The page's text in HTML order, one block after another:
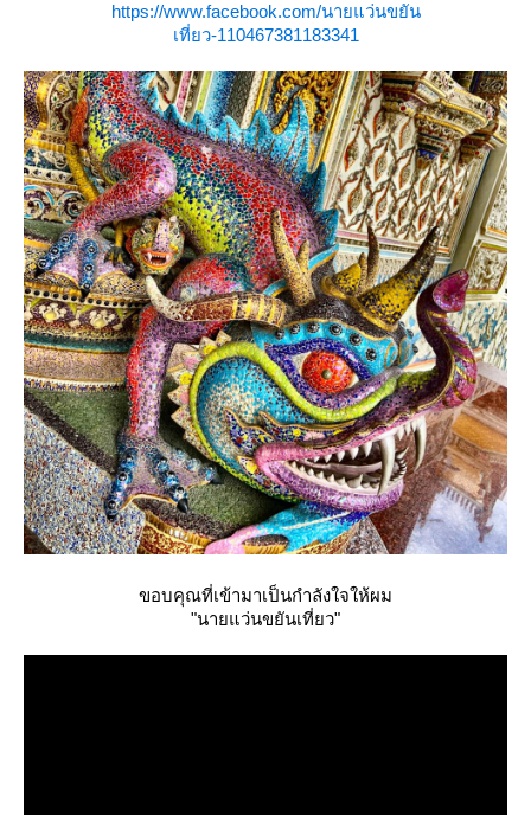
https://www.facebook.com/นายแว่นขยัน
เที่ยว-110467381183341
ขอบคุณที่เข้ามาเป็นกำลังใจให้ผม
"นายแว่นขยันเที่ยว"